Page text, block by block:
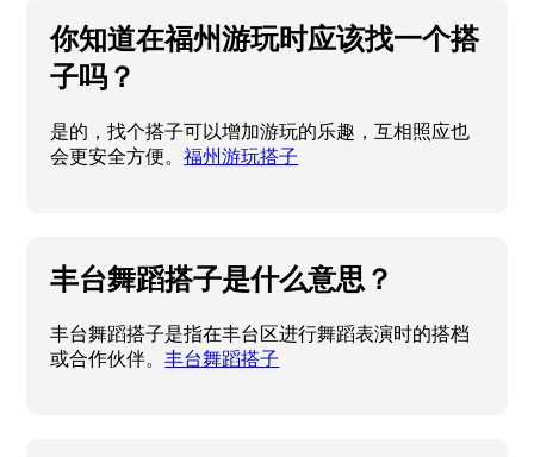
你知道在福州游玩时应该找一个搭
子吗？
是的，找个搭子可以增加游玩的乐趣，互相照应也
会更安全方便。福州游玩搭子
丰台舞蹈搭子是什么意思？
丰台舞蹈搭子是指在丰台区进行舞蹈表演时的搭档
或合作伙伴。丰台舞蹈搭子